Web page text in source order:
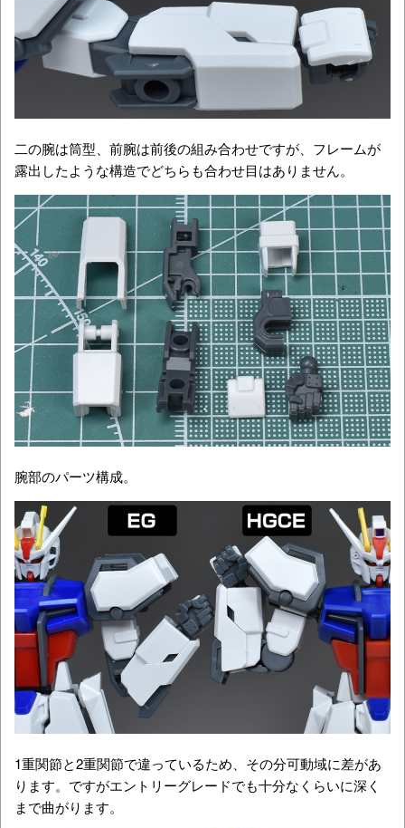
二の腕は筒型、前腕は前後の組み合わせですが、フレームが
露出したような構造でどちらも合わせ目はありません。
腕部のパーツ構成。
1重関節と2重関節で違っているため、その分可動域に差があ
ります。ですがエントリーグレードでも十分なくらいに深く
まで曲がります。